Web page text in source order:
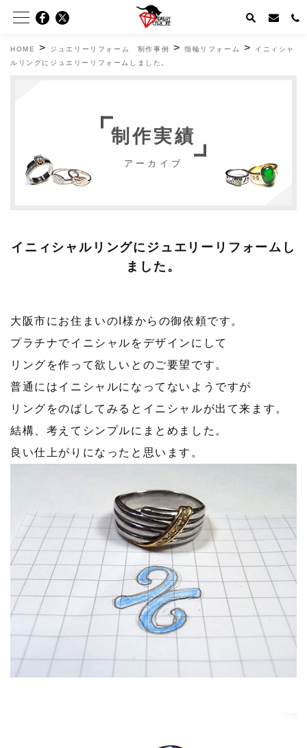
HOME > ジュエリーリフォーム 制作事例 >指輪リフォーム >
イニィシャ
ルリングにジュエリーリフォームしました。
制作実績
アーカイブ
イニィシャルリングにジュエリーリフォームし
ました。
大阪市にお住まいのI様からの御依頼です。
プラチナでイニシャルをデザインにして
リングを作って欲しいとのご要望です。
普通にはイニシャルになってないようですが
リングをのばしてみるとイニシャルが出て来ます。
結構、考えてシンプルにまとめました。
良い仕上がりになったと思います。